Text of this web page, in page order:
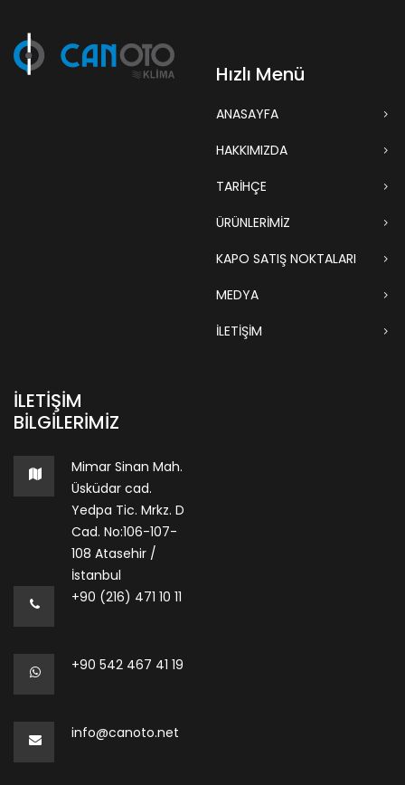
Hızlı Menü
ANASAYFA
HAKKIMIZDA
TARIHÇE
ÜRÜNLERİMİZ
KAPO SATIŞ NOKTALARI
MEDYA
İLETİŞİM
İLETIŞIM
BILGILERIMIZ
Mimar Sinan Mah.
Üsküdar cad.
Yedpa Tic. Mrkz. D
Cad. No:106-107-
108 Atasehir /
İstanbul
+90 (216) 471 10 11
+90 542 467 41 19
info@canoto.net